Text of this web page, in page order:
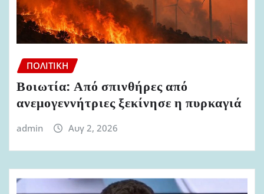
ΠΟΛΙΤΙΚΉ
Βοιωτία: Από σπινθήρες από
ανεμογεννήτριες ξεκίνησε η πυρκαγιά
admin Αυγ 2, 2026